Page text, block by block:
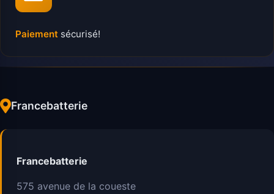
Paiement sécurisé!
Francebatterie
Francebatterie
575 avenue de la coueste